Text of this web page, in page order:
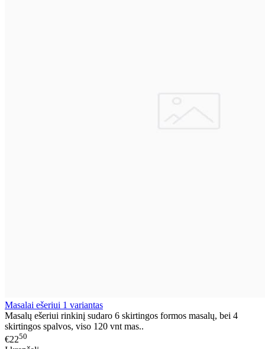
Masalai ešeriui 1 variantas
Masalų ešeriui rinkinį sudaro 6 skirtingos formos masalų, bei 4
skirtingos spalvos, viso 120 vnt mas..
€2250